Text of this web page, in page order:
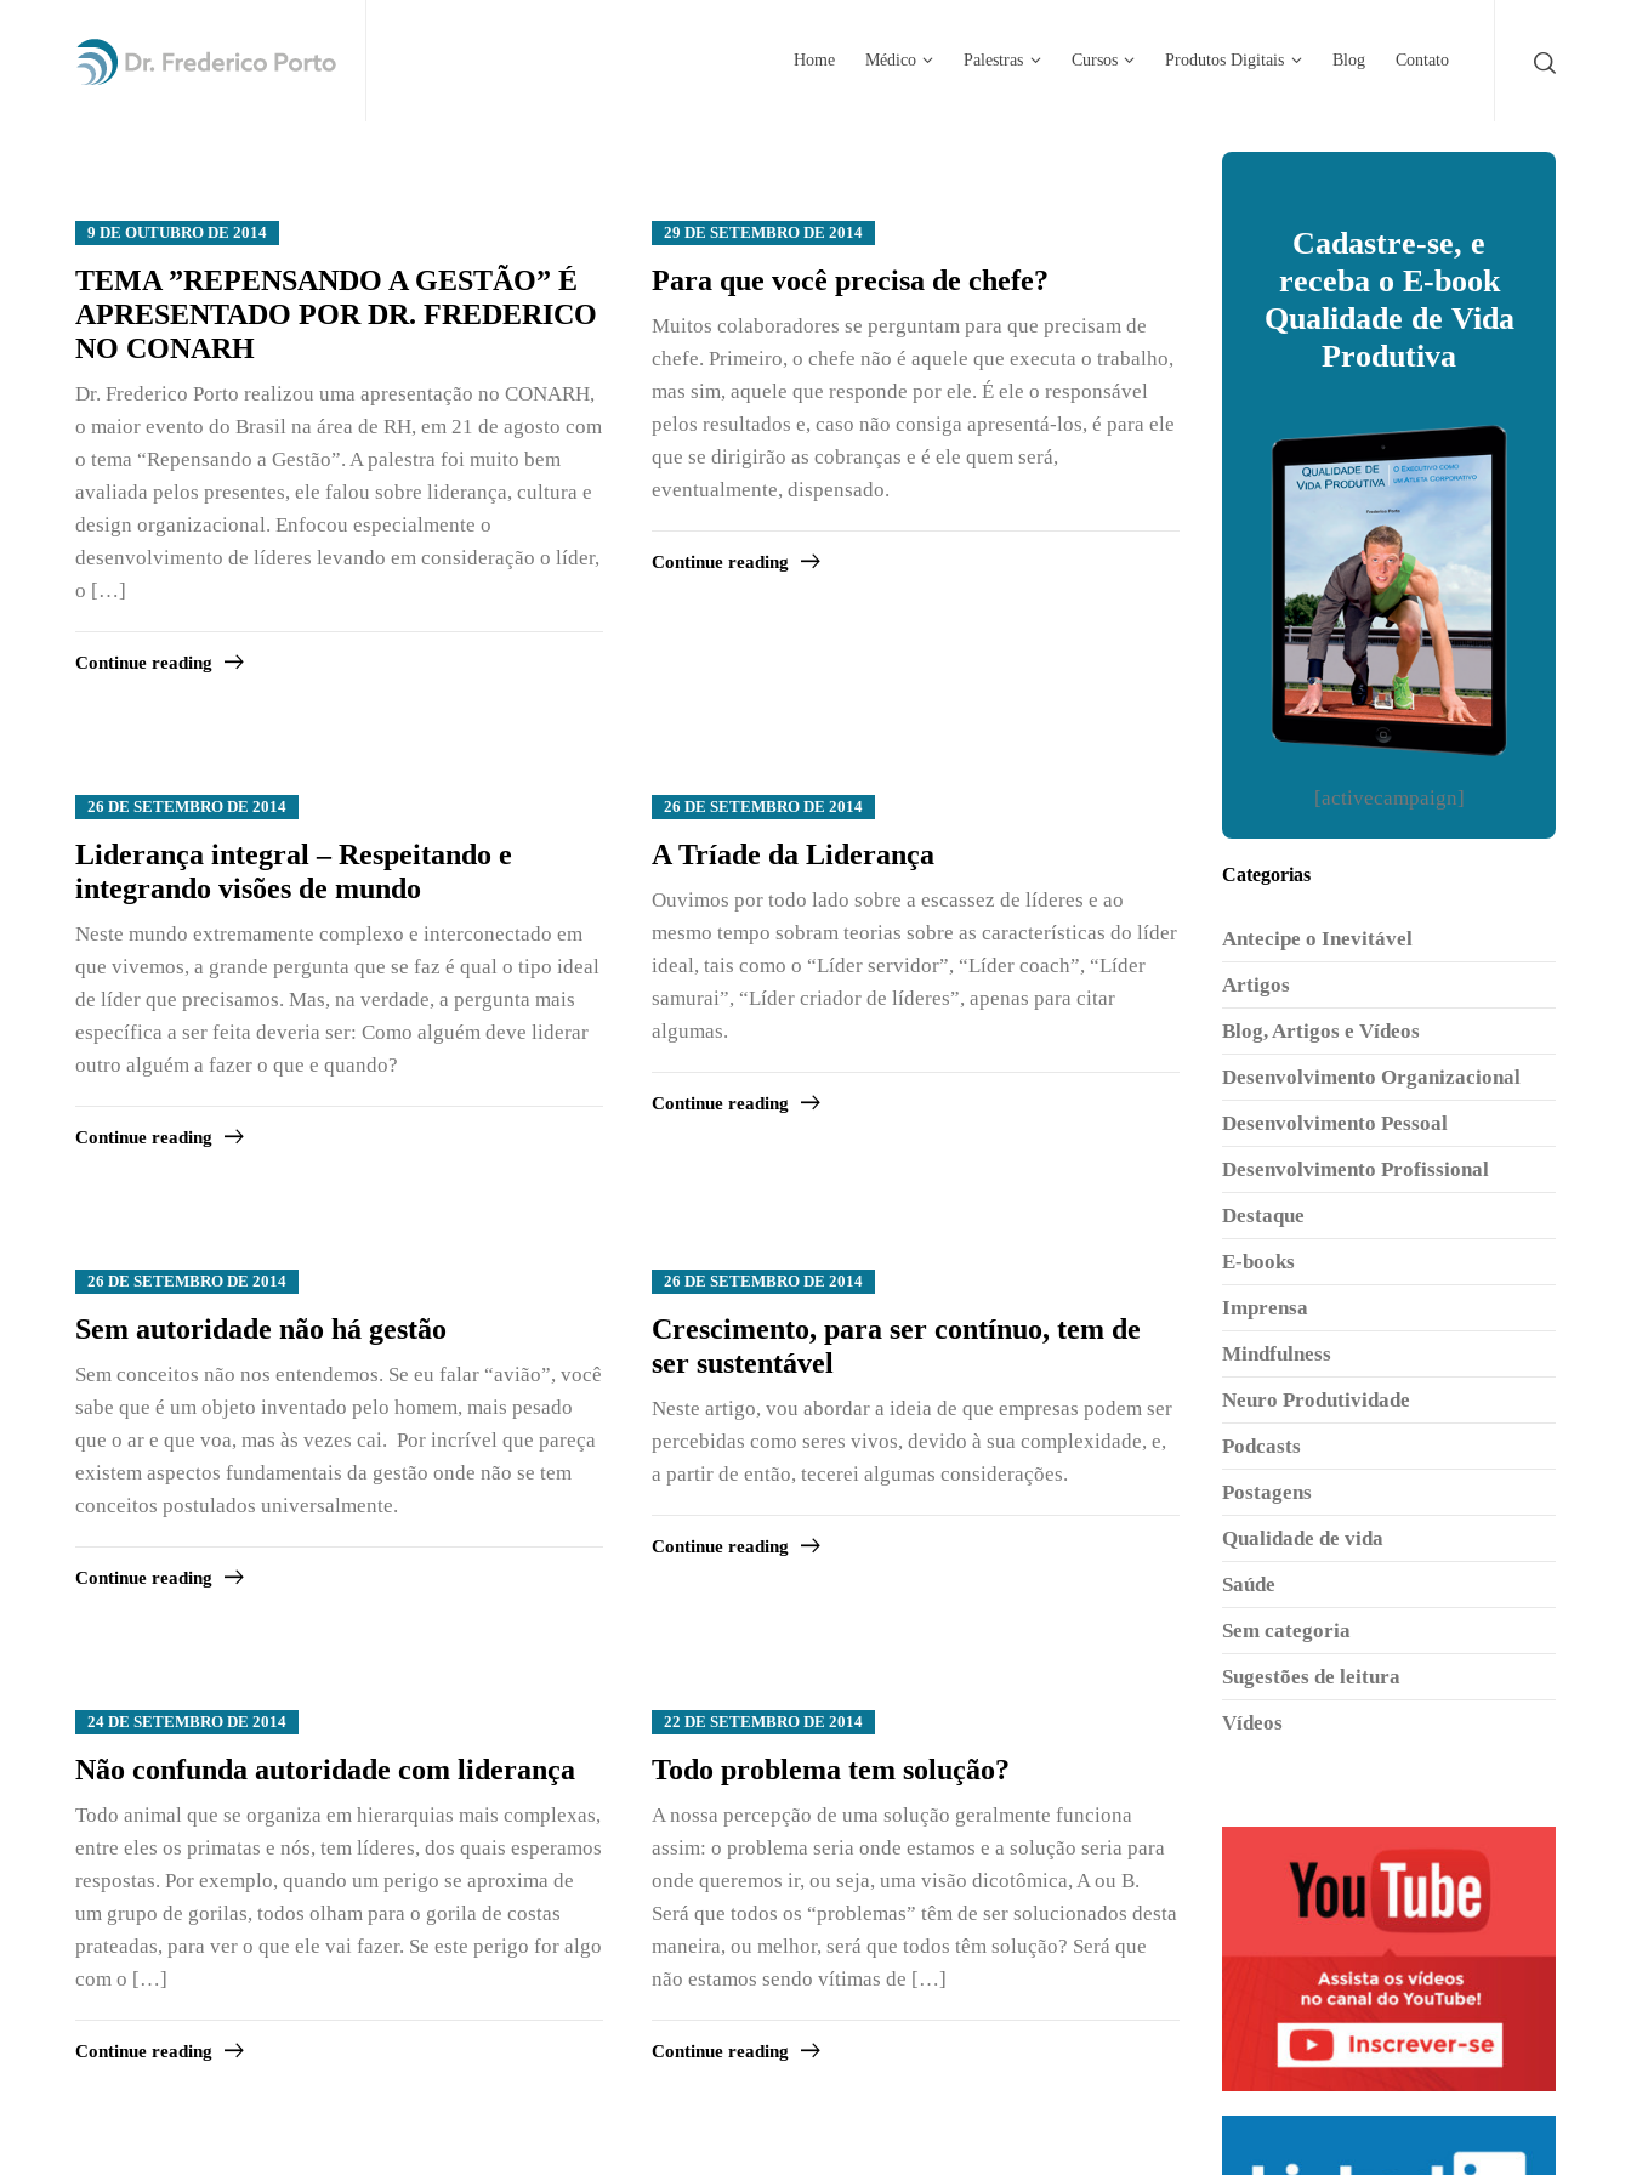
Home Médico Palestras Cursos Produtos Digitais Blog Contato
9 DE OUTUBRO DE 2014
TEMA ”REPENSANDO A GESTÃO” É
APRESENTADO POR DR. FREDERICO
NO CONARH
Dr. Frederico Porto realizou uma apresentação no CONARH,
o maior evento do Brasil na área de RH, em 21 de agosto com
o tema “Repensando a Gestão”. A palestra foi muito bem
avaliada pelos presentes, ele falou sobre liderança, cultura e
design organizacional. Enfocou especialmente o
desenvolvimento de líderes levando em consideração o líder,
o […]
Continue reading
29 DE SETEMBRO DE 2014
Para que você precisa de chefe?
Muitos colaboradores se perguntam para que precisam de
chefe. Primeiro, o chefe não é aquele que executa o trabalho,
mas sim, aquele que responde por ele. É ele o responsável
pelos resultados e, caso não consiga apresentá-los, é para ele
que se dirigirão as cobranças e é ele quem será,
eventualmente, dispensado.
Continue reading
26 DE SETEMBRO DE 2014
Liderança integral – Respeitando e
integrando visões de mundo
Neste mundo extremamente complexo e interconectado em
que vivemos, a grande pergunta que se faz é qual o tipo ideal
de líder que precisamos. Mas, na verdade, a pergunta mais
específica a ser feita deveria ser: Como alguém deve liderar
outro alguém a fazer o que e quando?
Continue reading
26 DE SETEMBRO DE 2014
A Tríade da Liderança
Ouvimos por todo lado sobre a escassez de líderes e ao
mesmo tempo sobram teorias sobre as características do líder
ideal, tais como o “Líder servidor”, “Líder coach”, “Líder
samurai”, “Líder criador de líderes”, apenas para citar
algumas.
Continue reading
26 DE SETEMBRO DE 2014
Sem autoridade não há gestão
Sem conceitos não nos entendemos. Se eu falar “avião”, você
sabe que é um objeto inventado pelo homem, mais pesado
que o ar e que voa, mas às vezes cai. Por incrível que pareça
existem aspectos fundamentais da gestão onde não se tem
conceitos postulados universalmente.
Continue reading
26 DE SETEMBRO DE 2014
Crescimento, para ser contínuo, tem de
ser sustentável
Neste artigo, vou abordar a ideia de que empresas podem ser
percebidas como seres vivos, devido à sua complexidade, e,
a partir de então, tecerei algumas considerações.
Continue reading
24 DE SETEMBRO DE 2014
Não confunda autoridade com liderança
Todo animal que se organiza em hierarquias mais complexas,
entre eles os primatas e nós, tem líderes, dos quais esperamos
respostas. Por exemplo, quando um perigo se aproxima de
um grupo de gorilas, todos olham para o gorila de costas
prateadas, para ver o que ele vai fazer. Se este perigo for algo
com o […]
Continue reading
22 DE SETEMBRO DE 2014
Todo problema tem solução?
A nossa percepção de uma solução geralmente funciona
assim: o problema seria onde estamos e a solução seria para
onde queremos ir, ou seja, uma visão dicotômica, A ou B.
Será que todos os “problemas” têm de ser solucionados desta
maneira, ou melhor, será que todos têm solução? Será que
não estamos sendo vítimas de […]
Continue reading
Cadastre-se, e
receba o E-book
Qualidade de Vida
Produtiva
[activecampaign]
Categorias
Antecipe o Inevitável
Artigos
Blog, Artigos e Vídeos
Desenvolvimento Organizacional
Desenvolvimento Pessoal
Desenvolvimento Profissional
Destaque
E-books
Imprensa
Mindfulness
Neuro Produtividade
Podcasts
Postagens
Qualidade de vida
Saúde
Sem categoria
Sugestões de leitura
Vídeos